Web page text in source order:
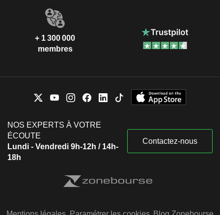
+ 1 300 000
membres
NOS EXPERTS À VOTRE
ÉCOUTE
Lundi - Vendredi 9h-12h / 14h-
18h
Contactez-nous